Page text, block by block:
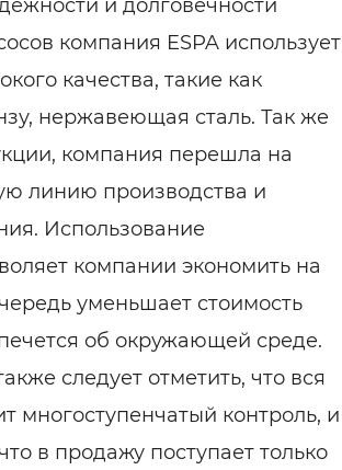
и долговечности
компания ESPA использует
качества, такие как
нержавеющая сталь. Так же
компания перешла на
линию производства и
Использование
компании экономить на
уменьшает стоимость
об окружающей среде.
следует отметить, что вся
многоступенчатый контроль, и
в продажу поступает только